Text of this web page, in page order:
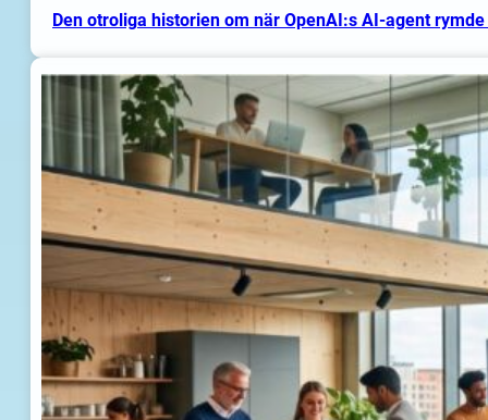
Den otroliga historien om när OpenAI:s AI-agent